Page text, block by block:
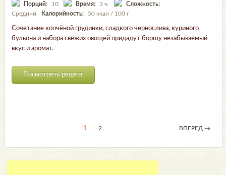
Порций: 10 Время: 3 ч.
Сложность:
Средний
Калорийность: 50 ккал / 100 г
Сочетание копчёной грудинки, сладкого чернослива, куриного
бульона и набора свежих овощей придадут борщу незабываемый
вкус и аромат.
Посмотреть рецепт
1 2 ВПЕРЕД →